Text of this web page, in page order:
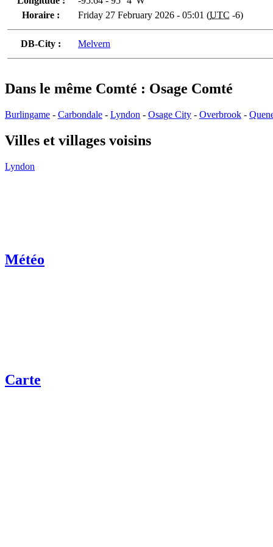
Horaire :
Friday 27 February 2026 - 05:01 (UTC -6)
DB-City : Melvern
Dans le même Comté : Osage Comté
Burlingame - Carbondale - Lyndon - Osage City - Overbrook -
Villes et villages voisins
Lyndon
Météo
Carte